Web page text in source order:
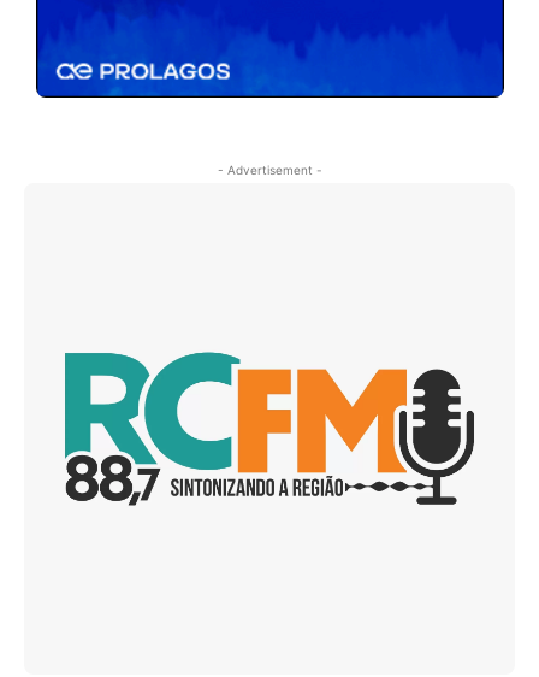
- Advertisement -